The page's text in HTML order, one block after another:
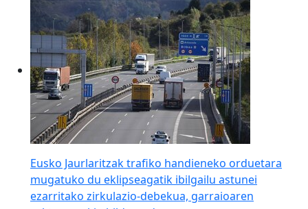
Eusko Jaurlaritzak trafiko handieneko orduetara
mugatuko du eklipseagatik ibilgailu astunei
ezarritako zirkulazio-debekua, garraioaren